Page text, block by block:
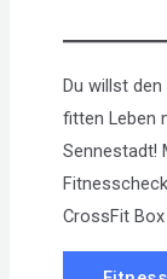
Du willst
fitten Leben
Sennestadt!
CrossFit